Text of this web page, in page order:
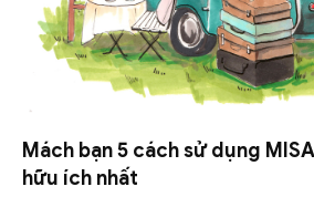
Mách bạn 5 cách sử dụng
hữu ích nhất